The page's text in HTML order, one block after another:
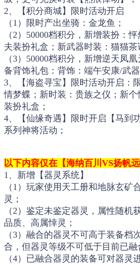
2、【积分商城】限时活动开启
（1）限时产出坐骑：金龙鱼；
（2）50000档积分，新增装扮：
夫装扮礼盒；新武器时装：猫猫茶
（3）50000档积分，新增逆天凤
备背饰礼包：背饰：端午安康/武
3、【海盗寻宝】限时活动开启：
情梦蝶；新时装：贵族之仪；新
装扮礼盒；
4、【仙缘奇遇】限时开启【马到
系列神将活动；
以下内容仅在【海纳百川VS扬帆
1、新增【器灵系统】
（1）玩家使用天工册和地脉玄矿
灵；
（2）鉴定未鉴定器灵，属性随机
品质、高属悻灵；
（3）融合的器灵不可高于装备档
合，但器灵等级不可低于目前已融
（4）已融合器灵的装备可对器灵